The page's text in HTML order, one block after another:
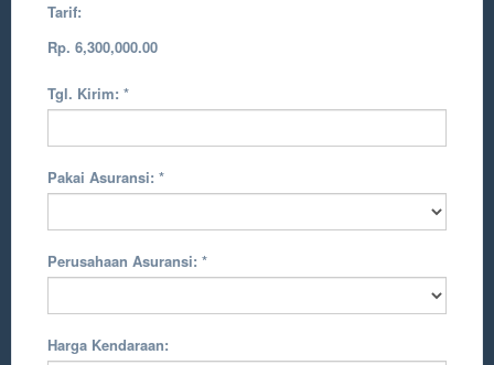
Tarif:
Rp. 6,300,000.00
Tgl. Kirim: *
Pakai Asuransi: *
Perusahaan Asuransi: *
Harga Kendaraan: